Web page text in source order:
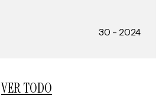
30 - 2024
VER TODO